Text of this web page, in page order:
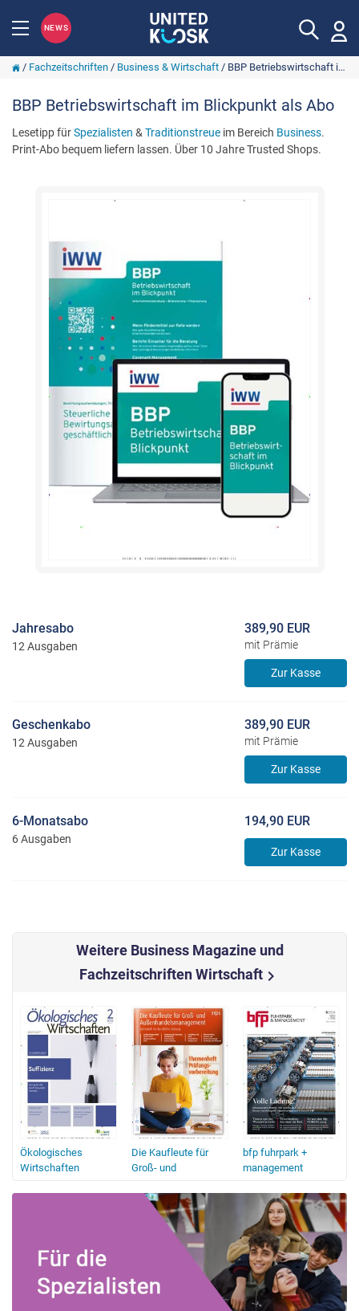
NEWS
/ Fachzeitschriften/ Business & Wirtschaft/ BBP Betriebswirtschaft im Blickpunkt
BBP Betriebswirtschaft im Blickpunkt als Abo
Lesetipp fürSpezialisten & Traditionstreue im Bereich Business.
Print-Abo bequem liefern lassen. Über 10 Jahre Trusted Shops.
Jahresabo
12 Ausgaben
389,90 EUR
mit Prämie
Zur Kasse
Geschenkabo
12 Ausgaben
389,90 EUR
mit Prämie
Zur Kasse
6-Monatsabo
6 Ausgaben
194,90 EUR
Zur Kasse
Weitere Business Magazine und
Fachzeitschriften Wirtschaftchevron_right
Ökologisches
Wirtschaften
Die Kaufleute für
Groß- und
bfp fuhrpark +
management